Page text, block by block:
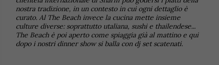
nostra tradizione, in un contesto in cui ogni dettaglio è
curato. Al The Beach invece la cucina mette insieme
culture diverse: soprattutto utaliana, sushi e thailendese...
The Beach è poi aperto come spiaggia già al mattino e qui
dopo i nostri dinner show si balla con dj set scatenati.